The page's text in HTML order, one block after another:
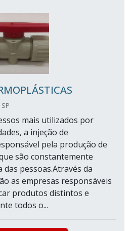
mais utilizados por
a injeção de
pela produção de
são constantemente
pessoas.Através da
as empresas responsáveis
produtos distintos e
todos o...